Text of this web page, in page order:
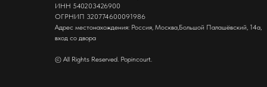
ИНН 540203426900
ОГРНИП 320774600091986
Адрес местонахождения: Россия, Москва,Большой Палашёвский, 14а,
вход со двора
© All Rights Reserved. Popincourt.